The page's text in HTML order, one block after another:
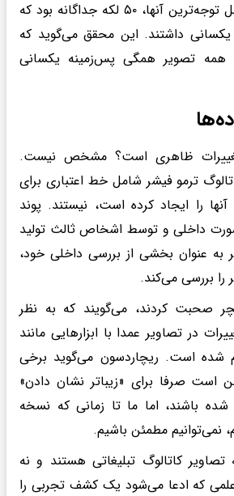
شود. با این حال، قابل توجه‌ترین آنها، ۵۰ لکه جداگانه بود که
داشتند. این محقق می‌گوید که
همه تصویر همگی پس‌زمینه یکسانی
ظاهری است؟ مشخص نیست.
ترمو فیشر شامل خط اعتباری برای
را ایجاد کرده است، نیستند. پوند
داخلی و توسط اشخاص ثالث تولید
به عنوان بخشی از بررسی داخلی خود،
را بررسی می‌کند.
صحبت کردند، می‌گویند که به نظر
در تصاویر عمدا با ابزارهایی مانند
شده است. ریچاردسون می‌گوید برخی
صرفا برای «زیباتر نشان دادن»
شده باشند، اما ما تا زمانی که نسخه
نمی‌توانیم مطمئن باشیم.
تصاویر کاتالوگ تبلیغاتی هستند و نه
علمی که ادعا می‌شود یک کشف تجربی را